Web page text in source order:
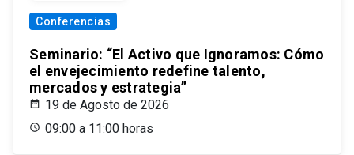
Conferencias
Seminario: “El Activo que Ignoramos: Cómo
el envejecimiento redefine talento,
mercados y estrategia”
19 de Agosto de 2026
09:00 a 11:00 horas